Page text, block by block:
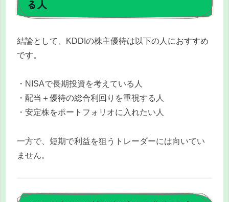
る人
結論として、KDDIの株主優待は以下の人におすすめ
です。
・NISAで長期投資を考えている人
・配当＋優待の総合利回りを重視する人
・安定株をポートフォリオに入れたい人
一方で、短期で利益を狙うトレーダーには向いてい
ません。